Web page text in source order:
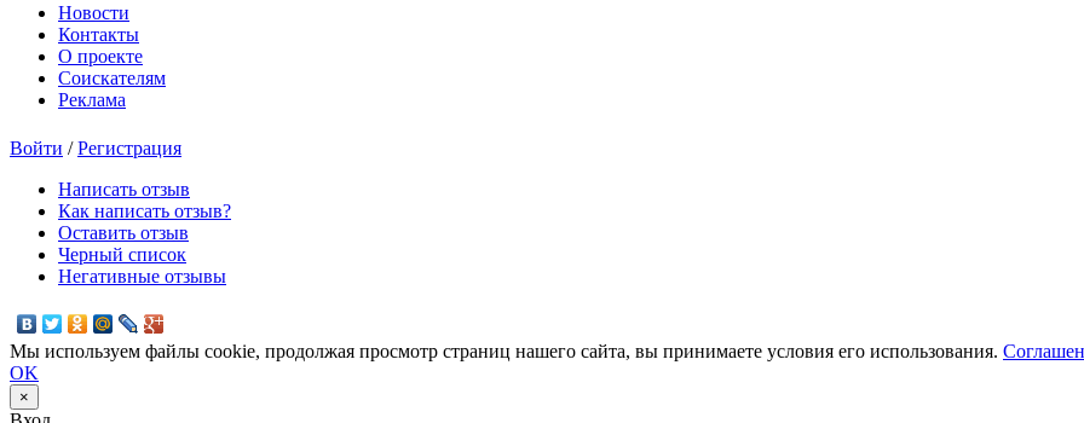
Новости
Контакты
О проекте
Соискателям
Реклама
Войти /Регистрация
Написать отзыв
Как написать отзыв?
Оставить отзыв
Черный список
Негативные отзывы
Мы используем файлы cookie, продолжая просмотр страниц нашего сайта, вы принимаете условия его использования.
OK
×